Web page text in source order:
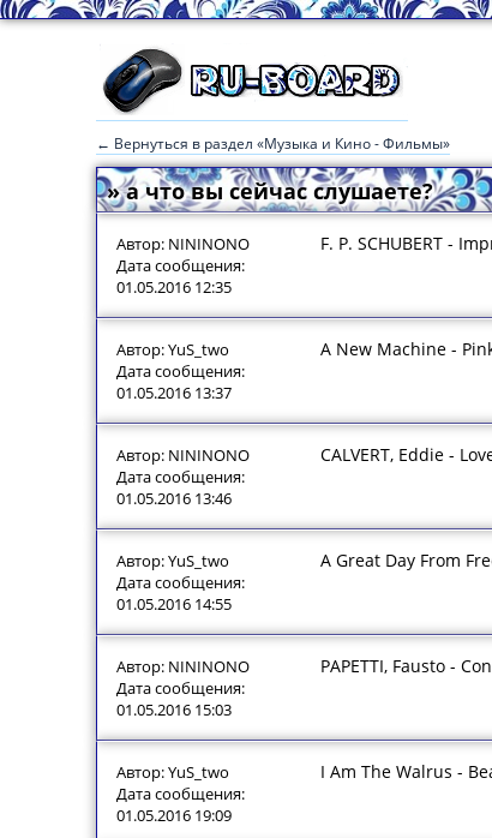
← Вернуться в раздел «Музыка и Кино - Фильмы»
» а что вы сейчас слушаете?
Автор: NININONO
Дата сообщения:
01.05.2016 12:35
F. P. SCHUBERT -
Автор: YuS_two
Дата сообщения:
01.05.2016 13:37
A New Machine -
Автор: NININONO
Дата сообщения:
01.05.2016 13:46
CALVERT, Eddie -
Автор: YuS_two
Дата сообщения:
01.05.2016 14:55
A Great Day From
Автор: NININONO
Дата сообщения:
01.05.2016 15:03
PAPETTI, Fausto -
Автор: YuS_two
Дата сообщения:
01.05.2016 19:09
I Am The Walrus -